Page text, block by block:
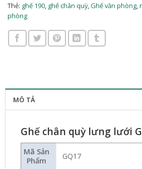
Thẻ: ghế 190, ghế chân quỳ, Ghế văn phòng,
phòng
MÔ TẢ
Ghế chân quỳ lưng lưới
Mã Sản
Phẩm
GQ17